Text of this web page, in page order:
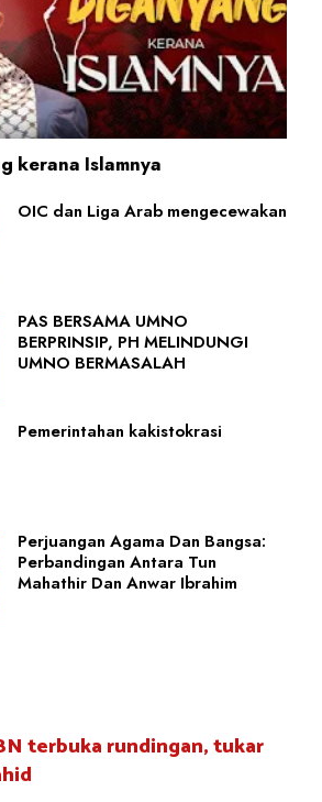
kerana Islamnya
OIC dan Liga Arab mengecewakan
PAS BERSAMA UMNO
BERPRINSIP, PH MELINDUNGI
UMNO BERMASALAH
Pemerintahan kakistokrasi
Perjuangan Agama Dan Bangsa:
Perbandingan Antara Tun
Mahathir Dan Anwar Ibrahim
terbuka rundingan, tukar